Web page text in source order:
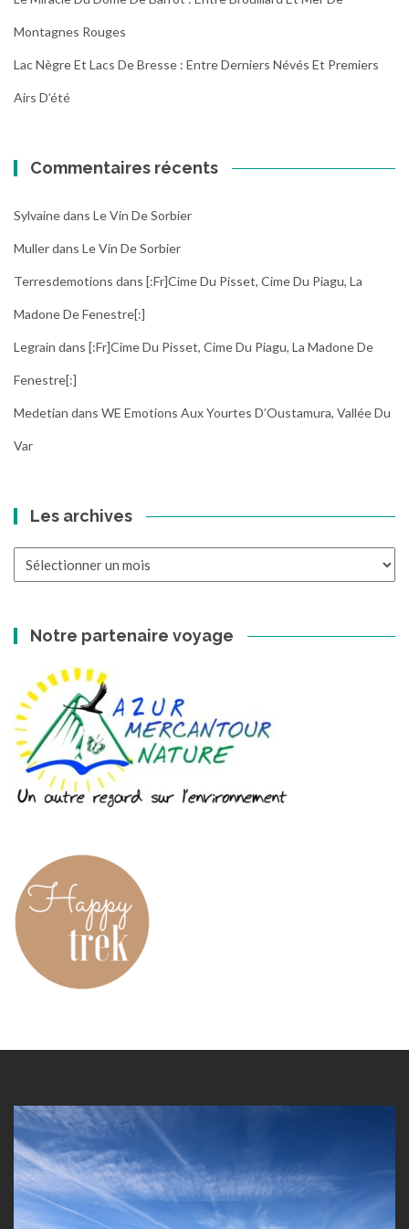
Montagnes Rouges
Lac Nègre Et Lacs De Bresse : Entre Derniers Névés Et Premiers
Airs D’été
Commentaires récents
Sylvainedans Le Vin De Sorbier
Mullerdans Le Vin De Sorbier
Terresdemotions dans [:fr]Cime Du Pisset, Cime Du Piagu, La
Madone De Fenestre[:]
Legrain dans [:fr]Cime Du Pisset, Cime Du Piagu, La Madone De
Fenestre[:]
Medetian dans WE Emotions Aux Yourtes D’Oustamura, Vallée Du
Var
Les archives
Notre partenaire voyage